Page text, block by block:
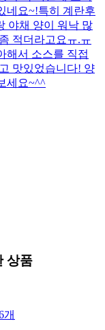
네요~!특히 계란후
야채 양이 워낙 많
적더라고요ㅠ.ㅠ
해서 소스를 직접
맛있었습니다! 양
세요~^^
상품
개